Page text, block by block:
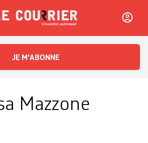
L'essentiel, autrement
JE M'ABONNE
Mazzone